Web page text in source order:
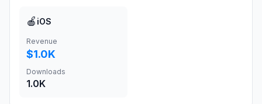
🍎 iOS
Revenue
$1.0K
Downloads
1.0K